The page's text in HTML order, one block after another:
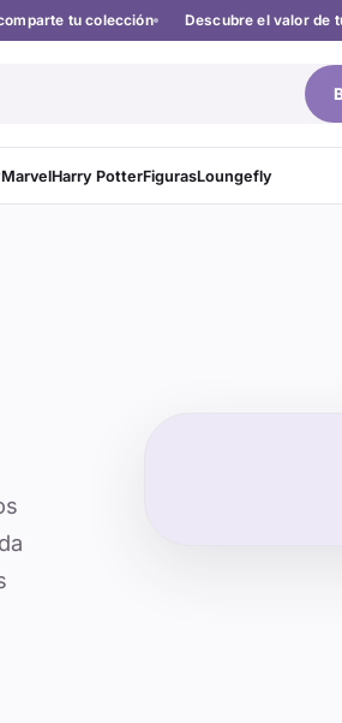
tu colección Descubre el valor de
MarvelHarry PotterFigurasLoungefly